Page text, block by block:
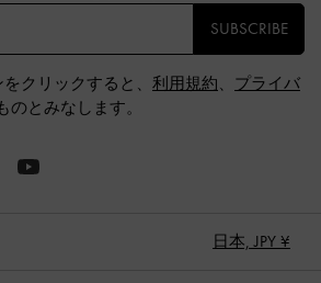
SUBSCRIBE
クリックすると、 利用規約、 プライバ
のとみなします。
日本, JPY ¥